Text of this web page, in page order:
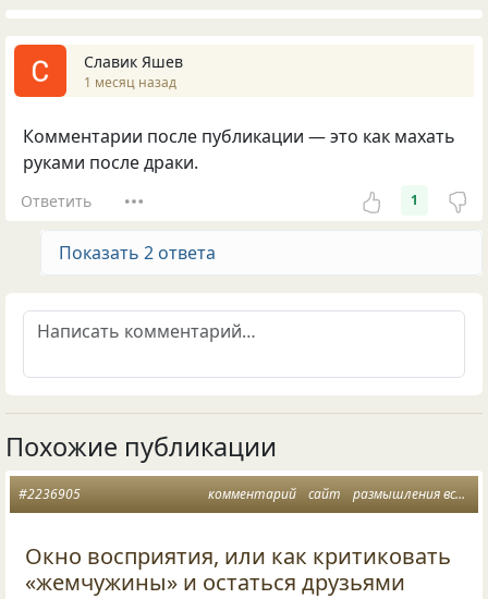
Славик Яшев
1 месяц назад
Комментарии после публикации — это как махать
руками после драки.
Ответить 1
Показать 2 ответа
Похожие публикации
комментарий сайт размышления вслух
#2236905
Окно восприятия, или как критиковать
«жемчужины» и остаться друзьями